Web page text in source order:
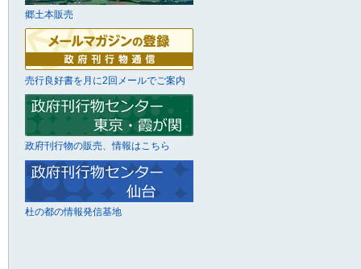
郷土本販売
売行良好書を月に2回メールでご案内
政府刊行物の販売、情報はこちら
杜の都の情報発信基地